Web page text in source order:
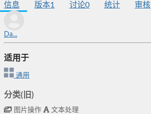
信息 版本1 讨论0 统计 审核
Da...
适用于
通用
分类(旧)
图片操作 文本处理